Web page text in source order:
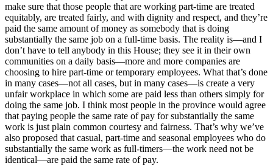
make sure that those people that are working part-time are treated
equitably, are treated fairly, and with dignity and respect, and they’re
paid the same amount of money as somebody that is doing
substantially the same job on a full-time basis. The reality is—and I
don’t have to tell anybody in this House; they see it in their own
communities on a daily basis—more and more companies are
choosing to hire part-time or temporary employees. What that’s done
in many cases—not all cases, but in many cases—is create a very
unfair workplace in which some are paid less than others simply for
doing the same job. I think most people in the province would agree
that paying people the same rate of pay for substantially the same
work is just plain common courtesy and fairness. That’s why we’ve
also proposed that casual, part-time and seasonal employees who do
substantially the same work as full-timers—the work need not be
identical—are paid the same rate of pay.